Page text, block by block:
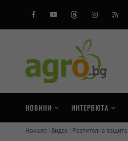
FacebookYoutubeThreadsInstagram
RSS
НОВИНИ ИНТЕРВЮТА
Начало Видеа Растителна защита